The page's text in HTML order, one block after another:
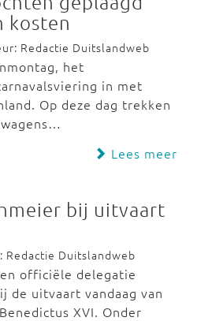
kosten
Redactie Duitslandweb
het
in met
Op deze dag trekken
Lees meer
bij uitvaart
Redactie Duitslandweb
officiële delegatie
de uitvaart vandaag van
XVI. Onder